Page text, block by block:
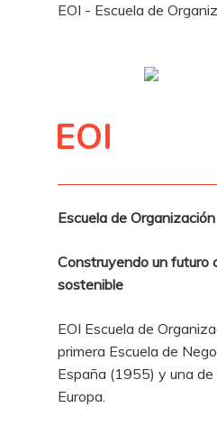
EOI - Escuela de
EOI
Escuela de
Construyendo un futuro
sostenible
EOI Escuela de
primera Escuela de
España (1955) y una
Europa.